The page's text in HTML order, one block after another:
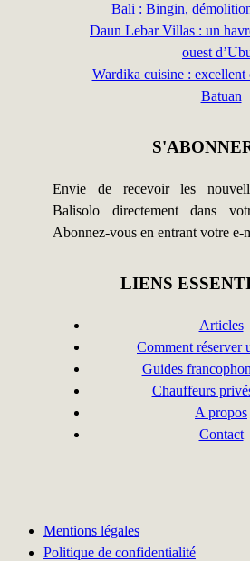
Bali : Bingin,
Daun Lebar Villas : un
ouest
Wardika cuisine : excellent
Batuan
Envie de recevoir les
Balisolo directement dans
Abonnez-vous en entrant votre e-
LIENS
Articles
Comment réserver
Guides
Chauffeurs
A propos
Contact
Mentions légales
Politique de confidentialité